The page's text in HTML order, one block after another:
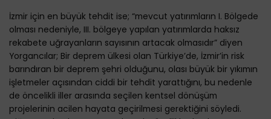
İzmir için en büyük tehdit ise; “mevcut yatırımların I. Bölgede
olması nedeniyle, III. bölgeye yapılan yatırımlarda haksız
rekabete uğrayanların sayısının artacak olmasıdır” diyen
Yorgancılar; Bir deprem ülkesi olan Türkiye’de, İzmir’in risk
barındıran bir deprem şehri olduğunu, olası büyük bir yıkımın
işletmeler açısından ciddi bir tehdit yarattığını, bu nedenle
de öncelikli iller arasında seçilen kentsel dönüşüm
projelerinin acilen hayata geçirilmesi gerektiğini söyledi.